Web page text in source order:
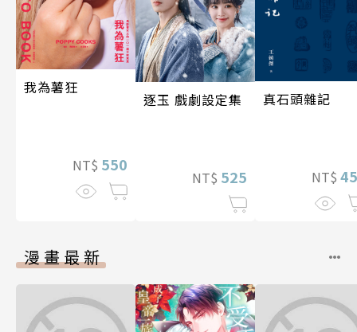
我為薯狂
NT$ 550
逐玉 戲劇設定集
NT$ 525
真石頭雜記
NT$
漫畫最新